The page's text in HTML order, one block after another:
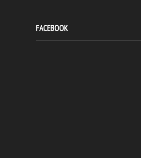
FACEBOOK